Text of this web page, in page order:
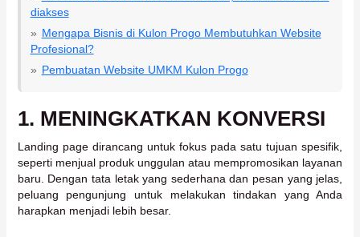
diakses
Mengapa Bisnis di Kulon Progo Membutuhkan Website
Profesional?
Pembuatan Website UMKM Kulon Progo
1. MENINGKATKAN KONVERSI
Landing page dirancang untuk fokus pada satu tujuan spesifik,
seperti menjual produk unggulan atau mempromosikan layanan
baru. Dengan tata letak yang sederhana dan pesan yang jelas,
peluang pengunjung untuk melakukan tindakan yang Anda
harapkan menjadi lebih besar.